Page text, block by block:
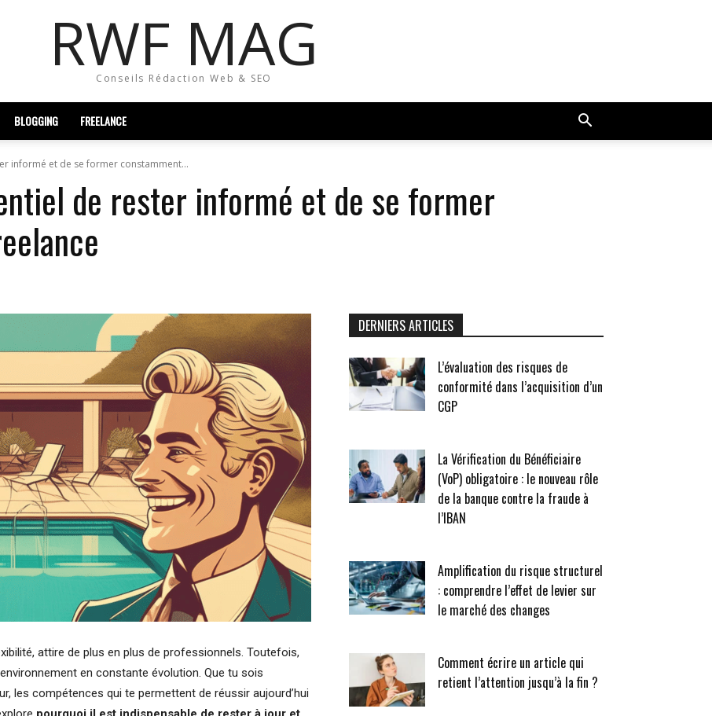
RWF MAG
Conseils Rédaction Web & SEO
BLOGGING FREELANCE
informé et de se former constamment...
de rester informé et de se former
attire de plus en plus de professionnels. Toutefois,
en constante évolution. Que tu sois
les compétences qui te permettent de réussir aujourd’hui
DERNIERS ARTICLES
L’évaluation des risques de
conformité dans l’acquisition d’un
CGP
La Vérification du Bénéficiaire
(VoP) obligatoire : le nouveau rôle
de la banque contre la fraude à
l’IBAN
Amplification du risque structurel
: comprendre l’effet de levier sur
le marché des changes
Comment écrire un article qui
retient l’attention jusqu’à la fin ?